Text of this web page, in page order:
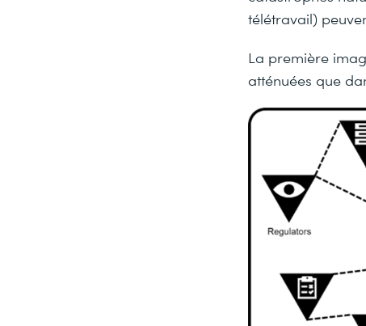
télétravail)
La première
atténuées que